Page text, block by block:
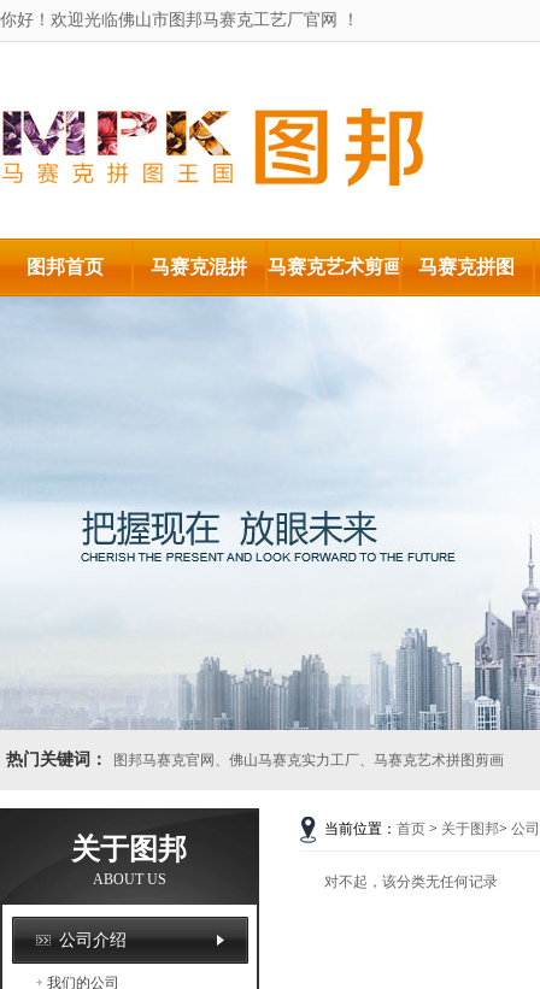
你好！欢迎光临佛山市图邦马赛克工艺厂官网 ！
图邦首页 马赛克混拼 马赛克艺术剪画 马赛克拼图
热门关键词： 图邦马赛克官网、佛山马赛克实力工厂、马赛克艺术拼图剪画
关于图邦
ABOUT US
公司介绍
我们的公司
当前位置： 首页 > 关于图邦> 公
对不起，该分类无任何记录